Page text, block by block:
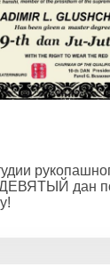
дан